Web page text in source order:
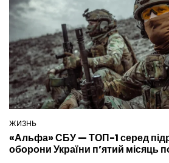
ОПУБЛІКУВАТИ
У
ЖИЗНЬ
«Альфа» СБУ — ТОП-1 серед
оборони України п’ятий місяць